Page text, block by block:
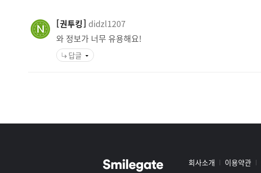
권투킹 didzl1207
와 정보가 너무 유용해요!
답글
회사소개 이용약관